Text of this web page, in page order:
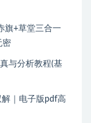
旗+草堂三合一
密
与分析教程(基
｜电子版pdf高